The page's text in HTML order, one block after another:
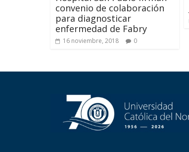
convenio de colaboración
para diagnosticar
enfermedad de Fabry
16 noviembre, 2018 0